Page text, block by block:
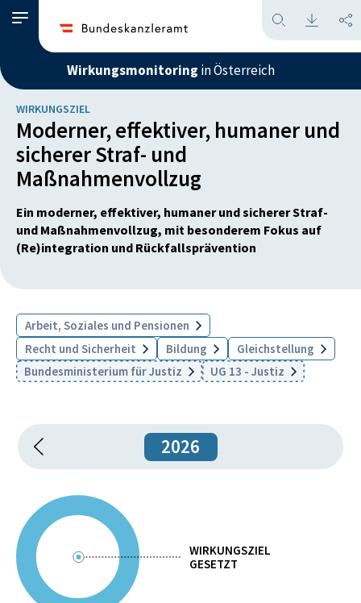
Wirkungsmonitoring in Österreich
WIRKUNGSZIEL
Moderner, effektiver, humaner und
sicherer Straf- und
Maßnahmenvollzug
Ein moderner, effektiver, humaner und sicherer Straf-
und Maßnahmenvollzug, mit besonderem Fokus auf
(Re)integration und Rückfallsprävention
Arbeit, Soziales und Pensionen
Recht und Sicherheit
Bildung
Gleichstellung
Bundesministerium für Justiz
UG 13 - Justiz
2026
WIRKUNGSZIEL
GESETZT